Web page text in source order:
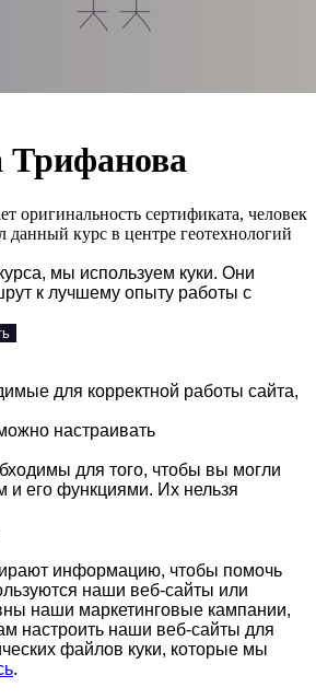
Трифанова
оригинальность сертификата, человек
данный курс в центре геотехнологий
мы используем куки. Они
к лучшему опыту работы с
для корректной работы сайта,
настраивать
для того, чтобы вы могли
и его функциями. Их нельзя
информацию, чтобы помочь
наши веб-сайты или
наши маркетинговые кампании,
настроить наши веб-сайты для
файлов куки, которые мы
.